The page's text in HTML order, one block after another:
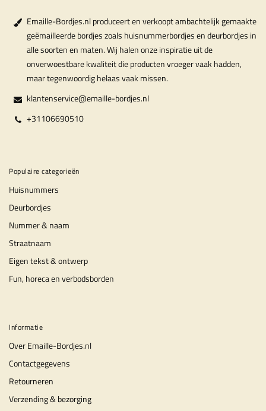
Emaille-Bordjes.nl produceert en verkoopt ambachtelijk gemaakte
geëmailleerde bordjes zoals huisnummerbordjes en deurbordjes in
alle soorten en maten. Wij halen onze inspiratie uit de
onverwoestbare kwaliteit die producten vroeger vaak hadden,
maar tegenwoordig helaas vaak missen.
klantenservice@emaille-bordjes.nl
+31106690510
Populaire categorieën
Huisnummers
Deurbordjes
Nummer & naam
Straatnaam
Eigen tekst & ontwerp
Fun, horeca en verbodsborden
Informatie
Over Emaille-Bordjes.nl
Contactgegevens
Retourneren
Verzending & bezorging